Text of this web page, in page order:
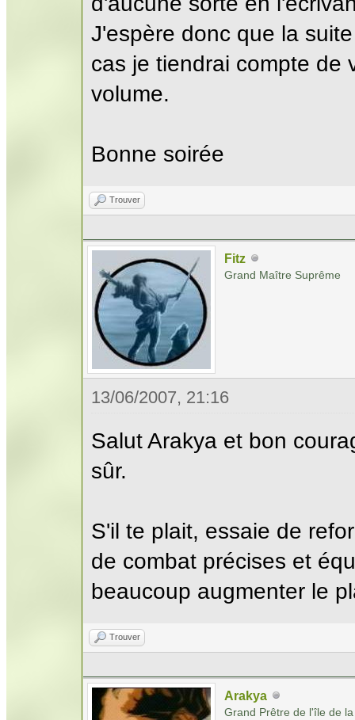
J'espère donc que la
cas je tiendrai compte de
volume.
Bonne soirée
Trouver
Fitz
Grand Maître Suprême
13/06/2007, 21:16
Salut Arakya et bon
sûr.
S'il te plait, essaie de
de combat précises et
beaucoup augmenter le
Trouver
Arakya
Grand Prêtre de l'île de